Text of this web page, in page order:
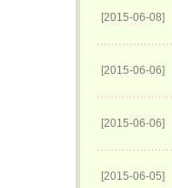
[2015-06-08]
[2015-06-06]
[2015-06-06]
[2015-06-05]